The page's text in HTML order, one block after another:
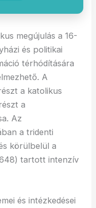
megújulás a 16-
és politikai
térhódítására
A
a katolikus
a
Az
a tridenti
körülbelül a
tartott intenzív
és intézkedései